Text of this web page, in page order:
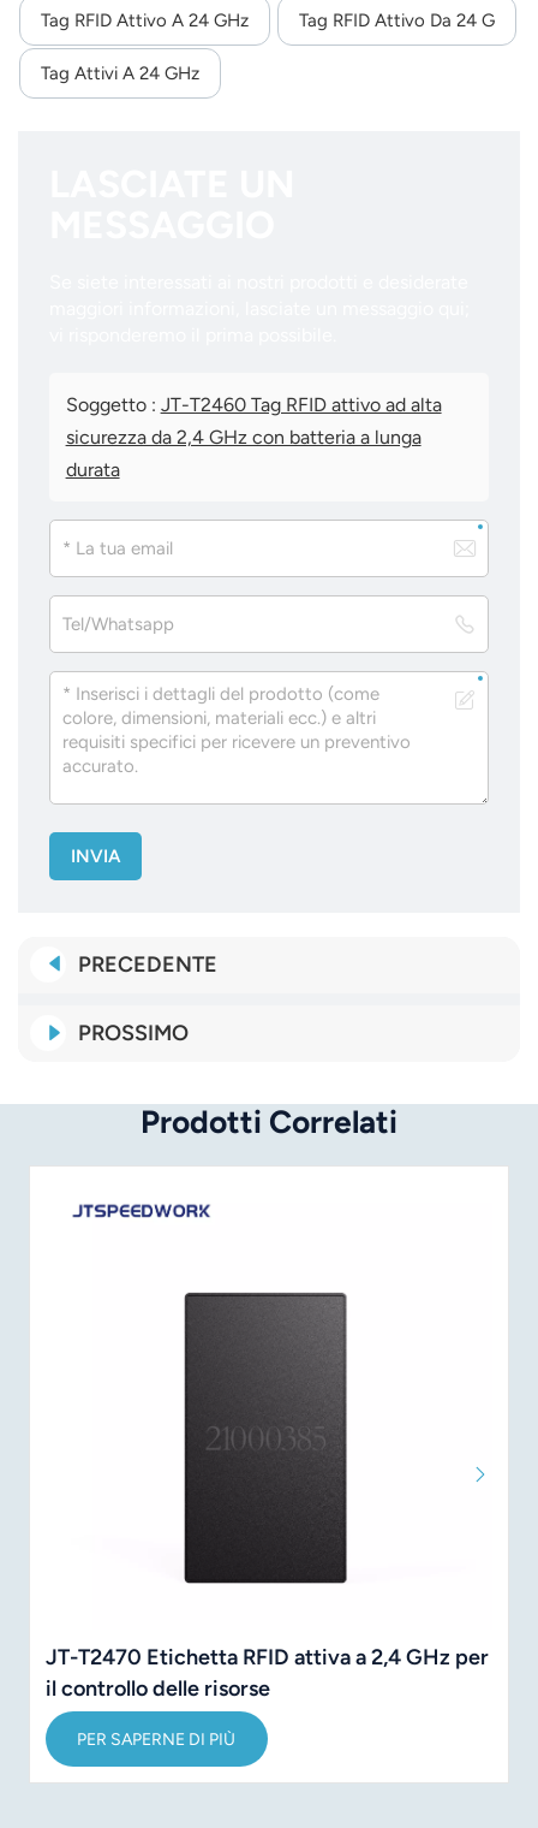
Tag RFID Attivo A 24 GHz Tag RFID Attivo Da 24 G
Tag Attivi A 24 GHz
Soggetto : JT-T2460 Tag RFID attivo ad alta
sicurezza da 2,4 GHz con batteria a lunga
durata
INVIA
PRECEDENTE
PROSSIMO
Prodotti Correlati
JT-T2470 Etichetta RFID attiva a 2,4 GHz per
il controllo delle risorse
PER SAPERNE DI PIÙ